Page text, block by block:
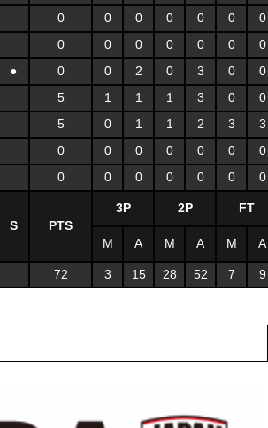
0 0 0 0 0 0
0
0 0 0 0 0 0
0
● 0 0 2 0 3 0
0
5 1 1 1 3 0
0
5 0 1 1 2 3
3
0 0 0 0 0 0
0
0 0 0 0 0 0 0
S PTS
3P 2P FT
M A M A M A
72 3 15 28 52 7 9